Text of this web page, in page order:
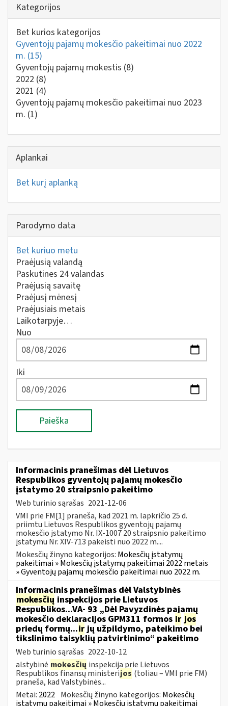
Kategorijos
Bet kurios kategorijos
Gyventojų pajamų mokesčio pakeitimai nuo 2022
m. (15)
Gyventojų pajamų mokestis (8)
2022 (8)
2021 (4)
Gyventojų pajamų mokesčio pakeitimai nuo 2023
m. (1)
Aplankai
Bet kurį aplanką
Parodymo data
Bet kuriuo metu
Praėjusią valandą
Paskutines 24 valandas
Praėjusią savaitę
Praėjusį mėnesį
Praėjusiais metais
Laikotarpyje…
Nuo
Iki
Paieška
Informacinis pranešimas dėl Lietuvos
Respublikos gyventojų pajamų mokesčio
įstatymo 20 straipsnio pakeitimo
Web turinio sąrašas 2021-12-06
VMI prie FM[1] praneša, kad 2021 m. lapkričio 25 d.
priimtu Lietuvos Respublikos gyventojų pajamų
mokesčio įstatymo Nr. IX-1007 20 straipsnio pakeitimo
įstatymu Nr. XIV-713 pakeisti nuo 2022 m....
Mokesčių žinyno kategorijos: Mokesčių įstatymų
pakeitimai » Mokesčių įstatymų pakeitimai 2022 metais
» Gyventojų pajamų mokesčio pakeitimai nuo 2022 m.
Informacinis pranešimas dėl Valstybinės
mokesčių inspekcijos prie Lietuvos
Respublikos...VA- 93 „Dėl Pavyzdinės pajamų
mokesčio deklaracijos GPM311 formos ir jos
priedų formų...irjų užpildymo, pateikimo bei
tikslinimo taisyklių patvirtinimo“ pakeitimo
Web turinio sąrašas 2022-10-12
alstybinė mokesčių inspekcija prie Lietuvos
Respublikos finansų ministerijos (toliau – VMI prie FM)
praneša, kad Valstybinės...
Metai: 2022 Mokesčių žinyno kategorijos: Mokesčių
įstatymų pakeitimai » Mokesčių įstatymų pakeitimai